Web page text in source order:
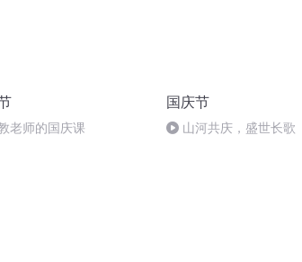
老师的国庆课
国庆节
山河共庆，盛世长歌